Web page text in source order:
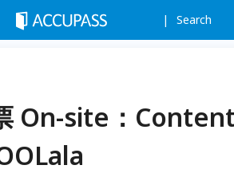
Search
On-site：Content